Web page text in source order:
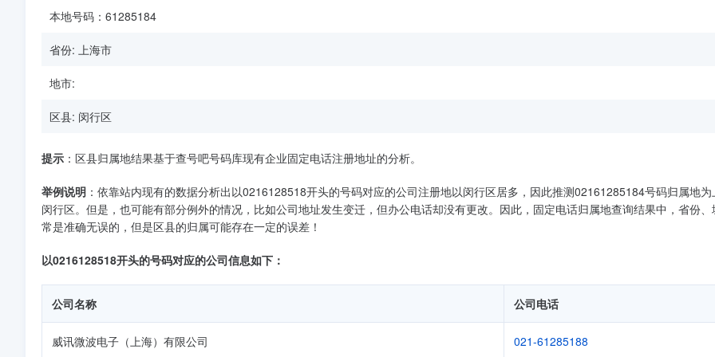
本地号码：61285184
省份: 上海市
地市:
区县: 闵行区
提示 ：区县归属地结果基于查号吧号码库现有企业固定电话注册地址的分析。
举例说明 ：依靠站内现有的数据分析出以0216128518开头的号码对应的公司注册地以闵行区居多，因此推测02161285184号码归属地
闵行区。但是，也可能有部分例外的情况，比如公司地址发生变迁，但办公电话却没有更改。因此，固定电话归属地查询结果中，省份、
常是准确无误的，但是区县的归属可能存在一定的误差！
以0216128518开头的号码对应的公司信息如下：
公司名称 公司电话
威讯微波电子（上海）有限公司 021-61285188